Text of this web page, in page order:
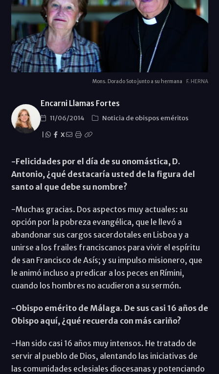
Mons. Dorado Soto junto a su hermana F. HERNA
Encarni Llamas Fortes
11/06/2014
Noticia de obispos eméritos
X
-Felicidades por el día de su onomástica, D.
Antonio, ¿qué destacaría usted de la figura del
santo al que debe su nombre?
-Muchas gracias. Dos aspectos muy actuales: su
opción por la pobreza evangélica, que le llevó a
abandonar sus cargos sacerdotales en Lisboa y a
unirse a los frailes franciscanos para vivir el espíritu
de san Francisco de Asís; y su impulso misionero, que
le animó incluso a predicar a los peces en Rímini,
cuando los hombres no acudieron a su sermón.
-Obispo emérito de Málaga. De sus casi 16 años de
Obispo aquí, ¿qué recuerda con más cariño?
-Han sido casi 16 años muy intensos. He tratado de
servir al pueblo de Dios, alentando las iniciativas de
las comunidades eclesiales diocesanas y potenciando